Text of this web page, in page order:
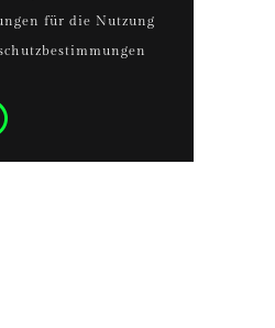
für die Nutzung